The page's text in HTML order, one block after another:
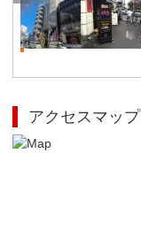
アクセスマップ